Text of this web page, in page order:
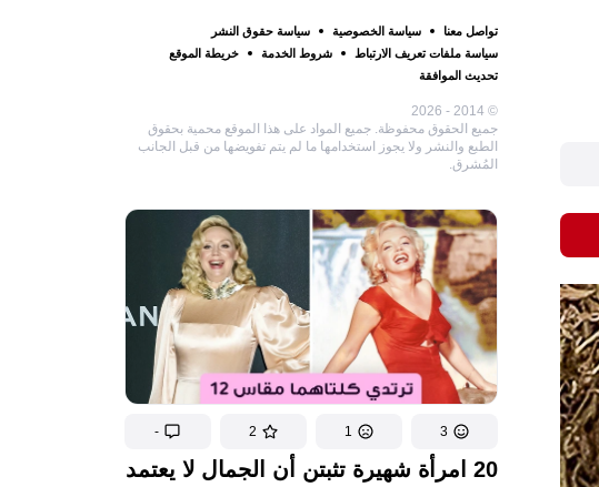
تواصل معنا سياسة الخصوصية
سياسة حقوق النشر
سياسة ملفات تعريف الارتباط
شروط الخدمة
خريطة الموقع
تحديث الموافقة
© 2014 - 2026
جميع الحقوق محفوظة. جميع المواد على هذا الموقع محمية بحقوق
الطبع والنشر ولا يجوز استخدامها ما لم يتم تفويضها من قبل الجانب
المُشرق.
3
1
2
-
20 امرأة شهيرة تثبتن أن الجمال لا يعتمد